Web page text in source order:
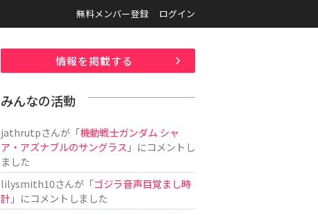
無料メンバー登録 ログイン
情報を掲載する
みんなの活動
jathrutpさんが「機動戦士ガンダム シャ
ア・アズナブルのサングラス 」にコメントし
ました
lilysmith10さんが「ゴジラ音声目覚まし時
計」にコメントしました